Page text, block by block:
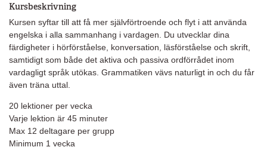
Kursbeskrivning
Kursen syftar till att få mer självförtroende och flyt i att använda
engelska i alla sammanhang i vardagen. Du utvecklar dina
färdigheter i hörförståelse, konversation, läsförståelse och skrift,
samtidigt som både det aktiva och passiva ordförrådet inom
vardagligt språk utökas. Grammatiken vävs naturligt in och du får
även träna uttal.
20 lektioner per vecka
Varje lektion är 45 minuter
Max 12 deltagare per grupp
Minimum 1 vecka